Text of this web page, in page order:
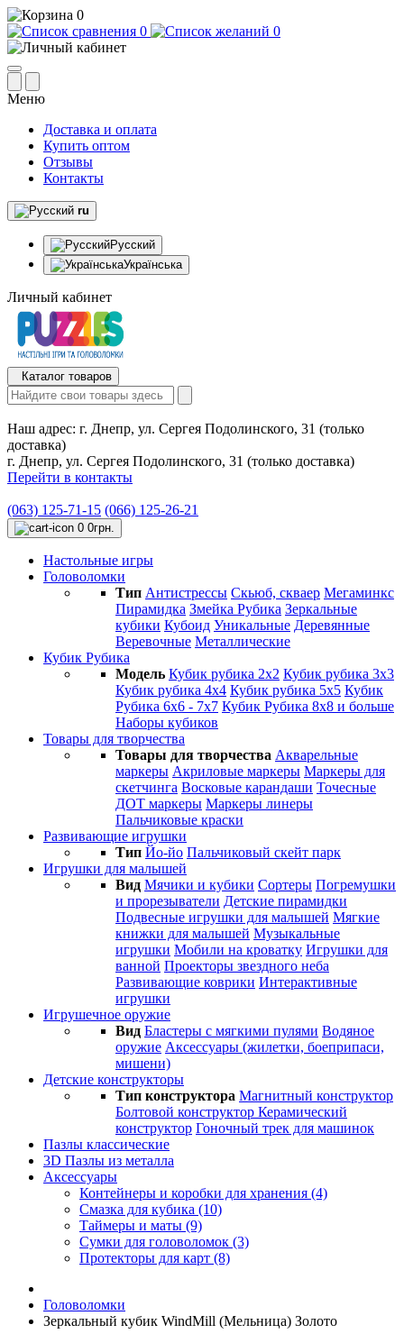
0
0
0
Меню
Доставка и оплата
Купить оптом
Отзывы
Контакты
ru
Русский
Українська
Личный кабинет
Каталог товаров
Наш адрес: г. Днепр, ул. Сергея Подолинского, 31 (только
доставка)
г. Днепр, ул. Сергея Подолинского, 31 (только доставка)
Перейти в контакты
(063) 125-71-15 (066) 125-26-21
0 0грн.
Настольные игры
Головоломки
Тип Антистресcы Cкьюб, скваер Мегаминкс
Пирамидка Змейка Рубика Зеркальные
кубики Кубоид Уникальные Деревянные
Веревочные Металлические
Кубик Рубика
Модель Кубик рубика 2х2 Кубик рубика 3х3
Кубик рубика 4х4 Кубик рубика 5х5 Кубик
Рубика 6х6 - 7х7 Кубик Рубика 8х8 и больше
Наборы кубиков
Товары для творчества
Товары для творчества Акварельные
маркеры Акриловые маркеры Маркеры для
скетчинга Восковые карандаши Точесные
ДОТ маркеры Маркеры линеры
Пальчиковые краски
Развивающие игрушки
Тип Йо-йо Пальчиковый скейт парк
Игрушки для малышей
Вид Мячики и кубики Сортеры Погремушки
и прорезыватели Детские пирамидки
Подвесные игрушки для малышей Мягкие
книжки для малышей Музыкальные
игрушки Мобили на кроватку Игрушки для
ванной Проекторы звездного неба
Развивающие коврики Интерактивные
игрушки
Игрушечное оружие
Вид Бластеры с мягкими пулями Водяное
оружие Аксессуары (жилетки, боеприпаси,
мишени)
Детские конструкторы
Тип конструктора Магнитный конструктор
Болтовой конструктор Керамический
конструктор Гоночный трек для машинок
Пазлы классические
3D Пазлы из металла
Аксессуары
Контейнеры и коробки для хранения (4)
Смазка для кубика (10)
Таймеры и маты (9)
Сумки для головоломок (3)
Протекторы для карт (8)
Головоломки
Зеркальный кубик WindMill (Мельница) Золото